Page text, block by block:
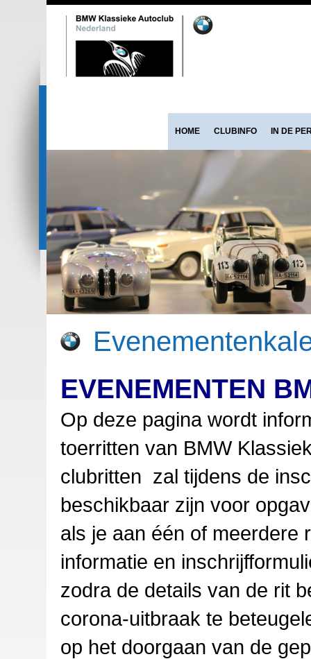
HOME CLUBINFO IN DE
EVENEMENTEN
Op deze pagina wordt
toerritten van BMW
clubritten zal tijdens de
beschikbaar zijn voor
als je aan één of meerdere
informatie en
zodra de details van de rit
corona-uitbraak te
op het doorgaan van de